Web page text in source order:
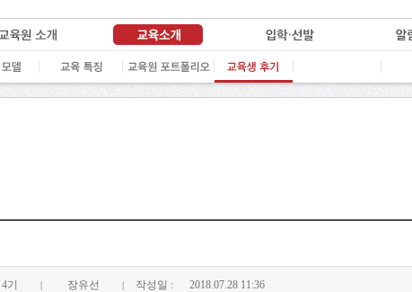
4기 장유선 작성일 : 2018.07.28 11:36